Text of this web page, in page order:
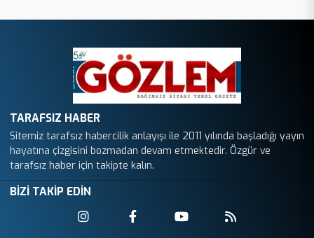
TARAFSIZ HABER
Sitemiz tarafsız habercilik anlayışı ile 2011 yılında başladığı yayın
hayatına çizgisini bozmadan devam etmektedir. Özgür ve
tarafsız haber için takipte kalın.
BİZİ TAKİP EDİN